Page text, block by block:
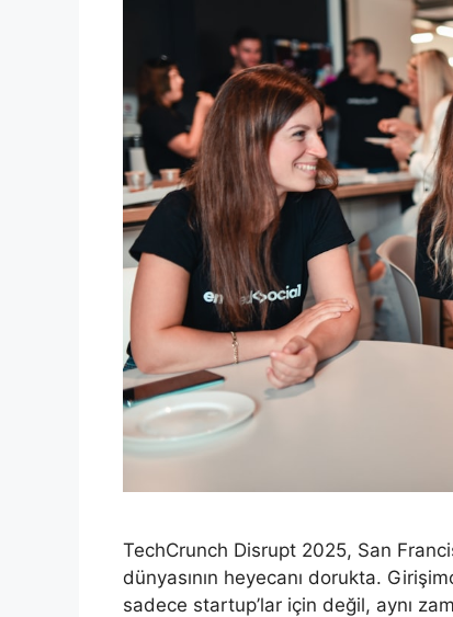
TechCrunch Disrupt 2025, San
dünyasının heyecanı dorukta.
sadece startup’lar için değil, aynı